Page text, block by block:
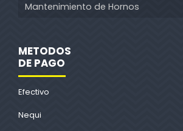
Mantenimiento de Hornos
METODOS
DE PAGO
Efectivo
Nequi